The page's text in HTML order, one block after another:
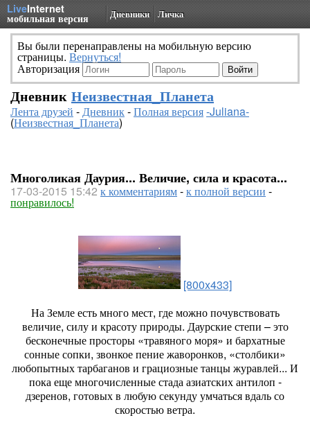
LiveInternet
мобильная версия Дневники Личка
Вы были перенаправлены на мобильную версию
страницы. Вернуться!
Авторизация
Дневник Неизвестная_Планета
Лента друзей -Дневник-Полная версия-Juliana-
(Неизвестная_Планета)
Многоликая Даурия... Величие, сила и красота...
17-03-2015 15:42 к комментариям-к полной версии -
понравилось!
[800x433]
На Земле есть много мест, где можно почувствовать
величие, силу и красоту природы. Даурские степи – это
бесконечные просторы «травяного моря» и бархатные
сонные сопки, звонкое пение жаворонков, «столбики»
любопытных тарбаганов и грациозные танцы журавлей... И
пока еще многочисленные стада азиатских антилоп -
дзеренов, готовых в любую секунду умчаться вдаль со
скоростью ветра.